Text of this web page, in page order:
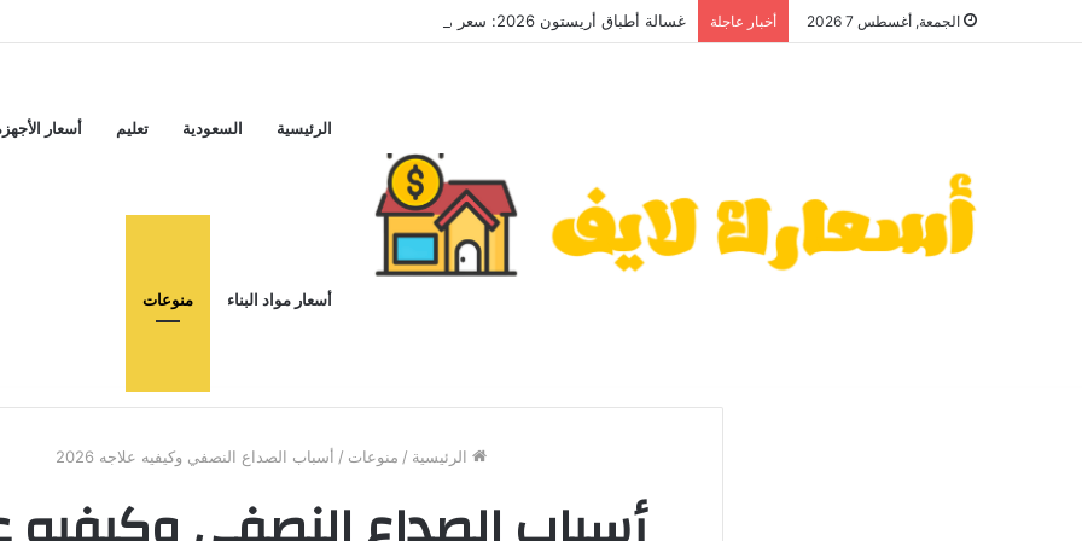
الجمعة, أغسطس 7 2026 أخبار عاجلة غسالة أطباق أريستون 2026: سعر منافس وعيوب قد تهمك قبل الشراء
الرئيسية السعودية تعليم أسعار
أسعار مواد البناء منوعات
الرئيسية / منوعات / أسباب الصداع النصفي وكيفيه علاجه 2026